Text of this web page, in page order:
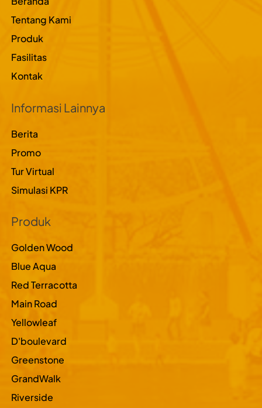
Tentang Kami
Produk
Fasilitas
Kontak
Informasi Lainnya
Berita
Promo
Tur Virtual
Simulasi KPR
Produk
Golden Wood
Blue Aqua
Red Terracotta
Main Road
Yellowleaf
D'boulevard
Greenstone
GrandWalk
Riverside